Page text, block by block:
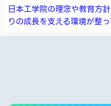
日本工学院の理念や教育方
りの成長を支える環境が整っ